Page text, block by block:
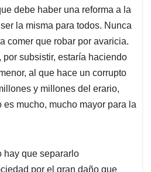
debe haber una reforma a la
la misma para todos. Nunca
comer que robar por avaricia.
por subsistir, estaría haciendo
al que hace un corrupto
y millones del erario,
es mucho, mucho mayor para la
hay que separarlo
por el gran daño que